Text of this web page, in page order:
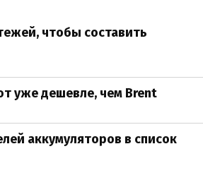
чтобы составить
уже дешевле, чем Brent
аккумуляторов в список